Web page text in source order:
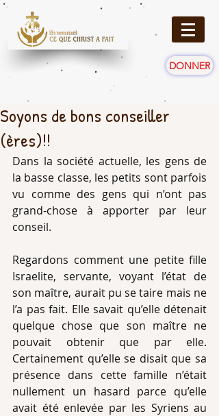
DONNER
Soyons de bons conseiller
(ères)!!
Dans la société actuelle, les gens de
la basse classe, les petits sont parfois
vu comme des gens qui n’ont pas
grand-chose à apporter par leur
conseil.
Regardons comment une petite fille
Israelite, servante, voyant l’état de
son maître, aurait pu se taire mais ne
l’a pas fait. Elle savait qu’elle détenait
quelque chose que son maître ne
pouvait obtenir que par elle.
Certainement qu’elle se disait que sa
présence dans cette famille n’était
nullement un hasard parce qu’elle
avait été enlevée par les Syriens au